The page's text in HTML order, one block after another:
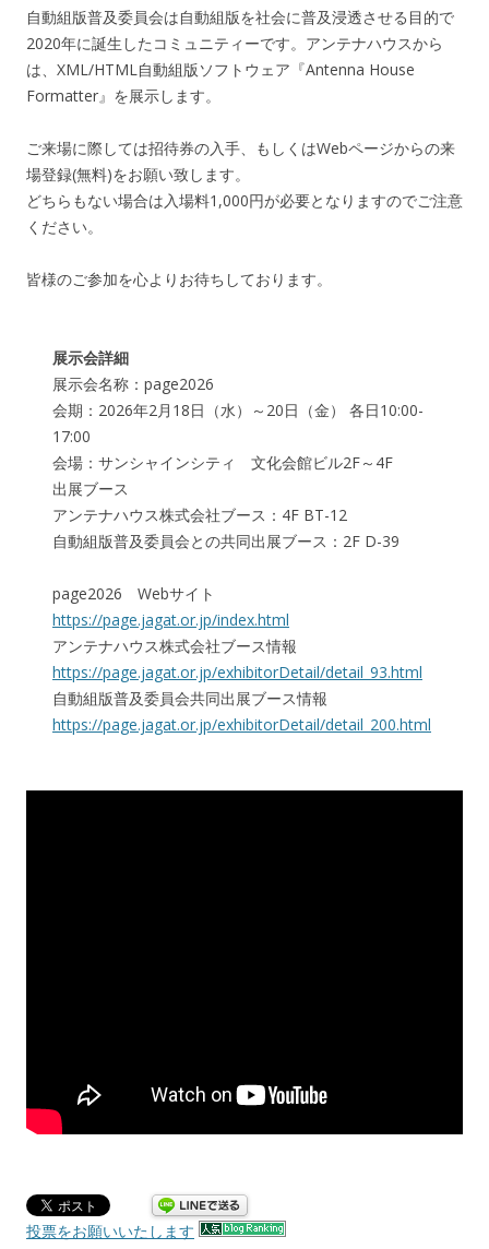
自動組版普及委員会は自動組版を社会に普及浸透させる目的で
2020年に誕生したコミュニティーです。アンテナハウスから
は、XML/HTML自動組版ソフトウェア『Antenna House
Formatter』を展示します。
ご来場に際しては招待券の入手、もしくはWebページからの来
場登録(無料)をお願い致します。
どちらもない場合は入場料1,000円が必要となりますのでご注意
ください。
皆様のご参加を心よりお待ちしております。
展示会詳細
展示会名称：page2026
会期：2026年2月18日（水）～20日（金） 各日10:00-
17:00
会場：サンシャインシティ 文化会館ビル2F～4F
出展ブース
アンテナハウス株式会社ブース：4F BT-12
自動組版普及委員会との共同出展ブース：2F D-39
page2026 Webサイト
https://page.jagat.or.jp/index.html
アンテナハウス株式会社ブース情報
https://page.jagat.or.jp/exhibitorDetail/detail_93.html
自動組版普及委員会共同出展ブース情報
https://page.jagat.or.jp/exhibitorDetail/detail_200.html
投票をお願いいたします